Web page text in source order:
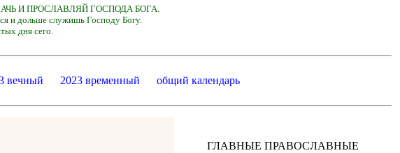
И ПРОСЛАВЛЯЙ ГОСПОДА БОГА.
и дольше служишь Господу Богу.
дня сего.
вечный 2023 временный общий календарь
ГЛАВНЫЕ ПРАВОСЛАВНЫЕ